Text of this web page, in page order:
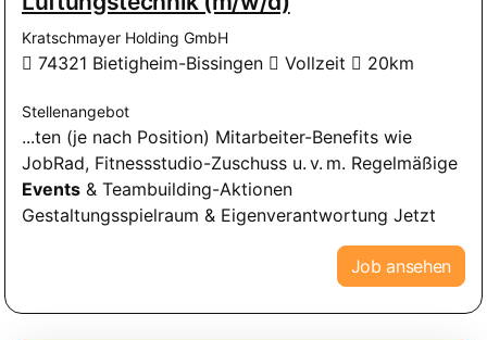
Kratschmayer Holding GmbH
74321 Bietigheim-Bissingen Vollzeit 20km
Stellenangebot
...ten (je nach Position) Mitarbeiter-Benefits wie
JobRad, Fitnessstudio-Zuschuss u. v. m. Regelmäßige
Events & Teambuilding-Aktionen
Gestaltungsspielraum & Eigenverantwortung Jetzt
Job ansehen